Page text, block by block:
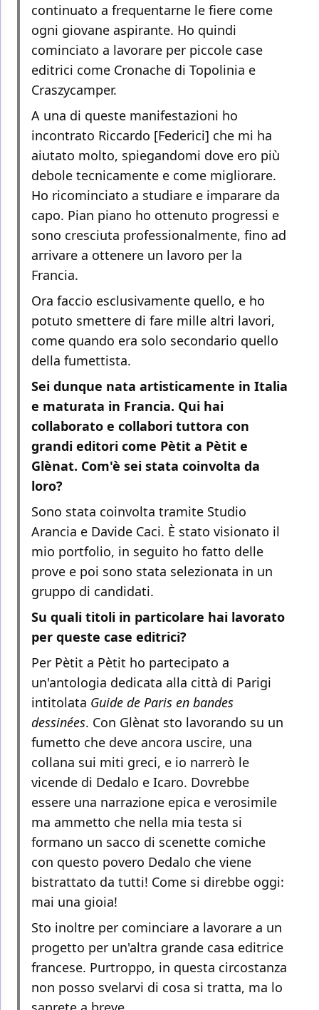
continuato a frequentarne le fiere come
ogni giovane aspirante. Ho quindi
cominciato a lavorare per piccole case
editrici come Cronache di Topolinia e
Craszycamper.
A una di queste manifestazioni ho
incontrato Riccardo [Federici] che mi ha
aiutato molto, spiegandomi dove ero più
debole tecnicamente e come migliorare.
Ho ricominciato a studiare e imparare da
capo. Pian piano ho ottenuto progressi e
sono cresciuta professionalmente, fino ad
arrivare a ottenere un lavoro per la
Francia.
Ora faccio esclusivamente quello, e ho
potuto smettere di fare mille altri lavori,
come quando era solo secondario quello
della fumettista.
Sei dunque nata artisticamente in Italia
e maturata in Francia. Qui hai
collaborato e collabori tuttora con
grandi editori come Pètit a Pètit e
Glènat. Com'è sei stata coinvolta da
loro?
Sono stata coinvolta tramite Studio
Arancia e Davide Caci. È stato visionato il
mio portfolio, in seguito ho fatto delle
prove e poi sono stata selezionata in un
gruppo di candidati.
Su quali titoli in particolare hai lavorato
per queste case editrici?
Per Pètit a Pètit ho partecipato a
un'antologia dedicata alla città di Parigi
intitolata Guide de Paris en bandes
dessinées. Con Glènat sto lavorando su un
fumetto che deve ancora uscire, una
collana sui miti greci, e io narrerò le
vicende di Dedalo e Icaro. Dovrebbe
essere una narrazione epica e verosimile
ma ammetto che nella mia testa si
formano un sacco di scenette comiche
con questo povero Dedalo che viene
bistrattato da tutti! Come si direbbe oggi:
mai una gioia!
Sto inoltre per cominciare a lavorare a un
progetto per un'altra grande casa editrice
francese. Purtroppo, in questa circostanza
non posso svelarvi di cosa si tratta, ma lo